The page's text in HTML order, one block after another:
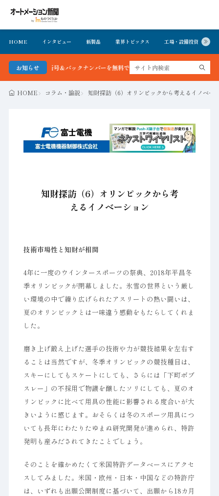
HOME インタビュー 新製品 業界トピックス 工場・設備投資
お知らせ
聞 最新号＆バックナンバーを無料で公開中 詳細はこちら
HOME コラム・論説 知財探訪（6）オリンピックから考えるイノベー
知財探訪（6）オリンピックから考
えるイノベーション
技術市場性と知財が相関
4年に一度のウインタースポーツの祭典、2018年平昌冬
季オリンピックが閉幕しました。氷雪の世界という厳し
い環境の中で繰り広げられたアスリートの熱い闘いは、
夏のオリンピックとは一味違う感動をもたらしてくれま
した。
磨き上げ鍛え上げた選手の技術や力が競技結果を左右す
ることは当然ですが、冬季オリンピックの競技種目は、
スキーにしてもスケートにしても、さらには「下町ボブ
スレー」の不採用で物議を醸したソリにしても、夏のオ
リンピックに比べて用具の性能に影響される度合いが大
きいように感じます。おそらくは冬のスポーツ用具につ
いても長年にわたりたゆまぬ研究開発が進められ、特許
発明も産みだされてきたことでしょう。
そのことを確かめたくて米国特許データベースにアクセ
スしてみました。米国・欧州・日本・中国などの特許庁
は、いずれも出願公開制度に基づいて、出願から18カ月